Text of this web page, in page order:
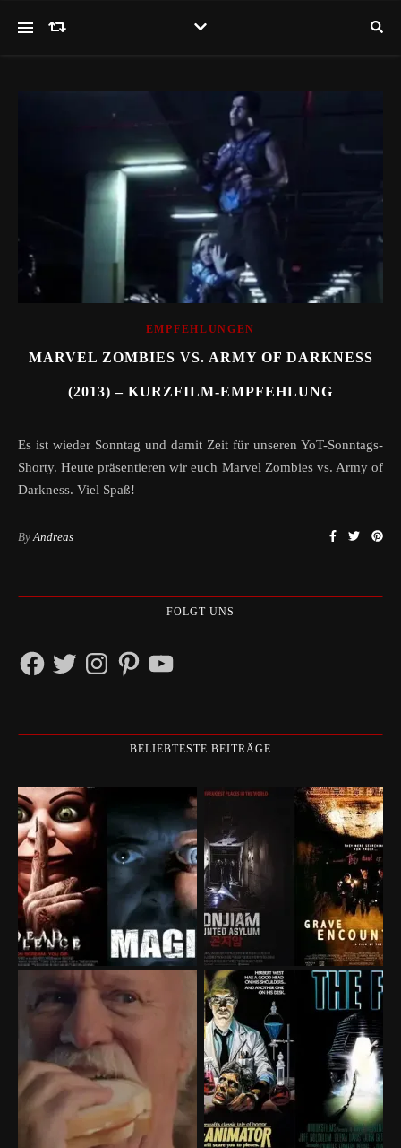
EMPFEHLUNGEN
MARVEL ZOMBIES VS. ARMY OF DARKNESS
(2013) – KURZFILM-EMPFEHLUNG
Es ist wieder Sonntag und damit Zeit für unseren YoT-Sonntags-
Shorty. Heute präsentieren wir euch Marvel Zombies vs. Army of
Darkness. Viel Spaß!
By Andreas
FOLGT UNS
FacebookTwitterInstagramPinterestYouTube
BELIEBTESTE BEITRÄGE